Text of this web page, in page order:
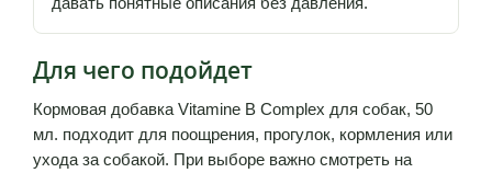
Для чего подойдет
Кормовая добавка Vitamine B Complex для собак, 50
мл. подходит для поощрения, прогулок, кормления или
ухода за собакой. При выборе важно смотреть на